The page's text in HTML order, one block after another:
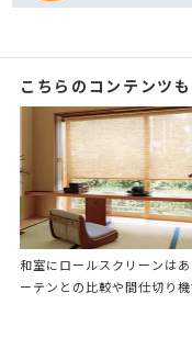
こちらのコンテンツ
和室にロールスクリーンはあ
ーテンとの比較や間仕切り